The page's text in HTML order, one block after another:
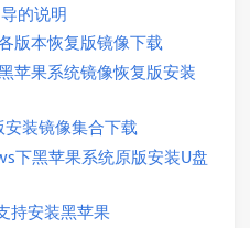
的说明
版本恢复版镜像下载
苹果系统镜像恢复版安装
安装镜像集合下载
下黑苹果系统原版安装U盘
持安装黑苹果